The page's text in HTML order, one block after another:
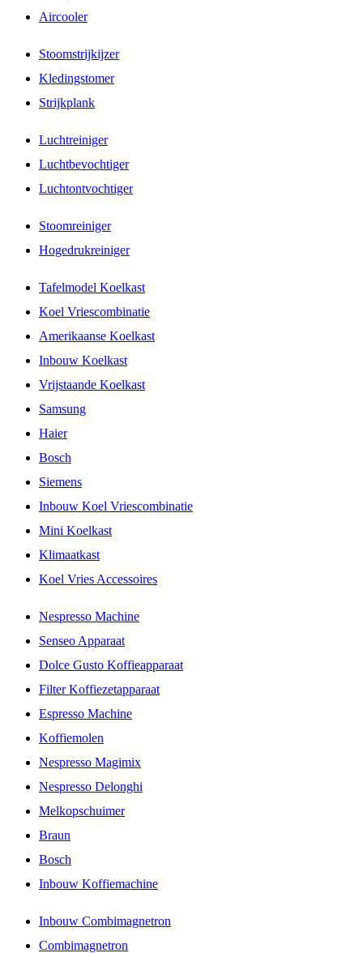
Aircooler
Stoomstrijkijzer
Kledingstomer
Strijkplank
Luchtreiniger
Luchtbevochtiger
Luchtontvochtiger
Stoomreiniger
Hogedrukreiniger
Tafelmodel Koelkast
Koel Vriescombinatie
Amerikaanse Koelkast
Inbouw Koelkast
Vrijstaande Koelkast
Samsung
Haier
Bosch
Siemens
Inbouw Koel Vriescombinatie
Mini Koelkast
Klimaatkast
Koel Vries Accessoires
Nespresso Machine
Senseo Apparaat
Dolce Gusto Koffieapparaat
Filter Koffiezetapparaat
Espresso Machine
Koffiemolen
Nespresso Magimix
Nespresso Delonghi
Melkopschuimer
Braun
Bosch
Inbouw Koffiemachine
Inbouw Combimagnetron
Combimagnetron